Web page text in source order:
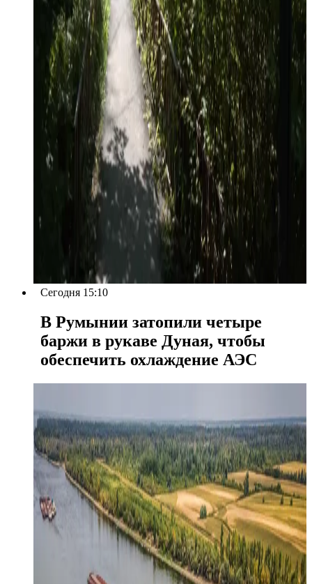
Сегодня 15:10
В Румынии затопили четыре
баржи в рукаве Дуная, чтобы
обеспечить охлаждение АЭС